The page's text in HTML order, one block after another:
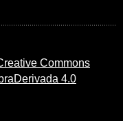
Commons
4.0